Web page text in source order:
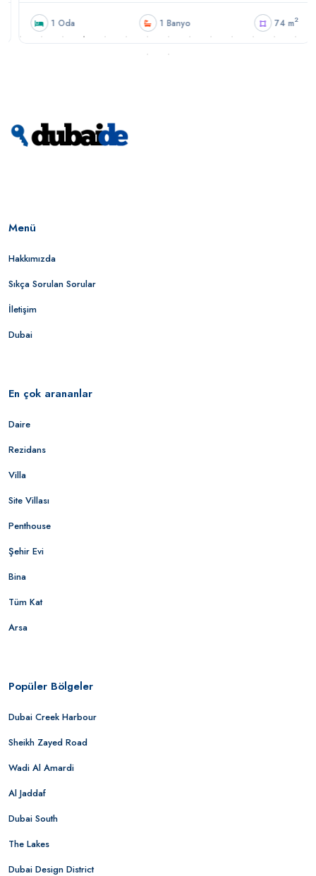
1 Oda 1 Banyo 74 m
Menü
Hakkımızda
Sıkça Sorulan Sorular
İletişim
Dubai
En çok arananlar
Daire
Rezidans
Villa
Site Villası
Penthouse
Şehir Evi
Bina
Tüm Kat
Arsa
Popüler Bölgeler
Dubai Creek Harbour
Sheikh Zayed Road
Wadi Al Amardi
Al Jaddaf
Dubai South
The Lakes
Dubai Design District